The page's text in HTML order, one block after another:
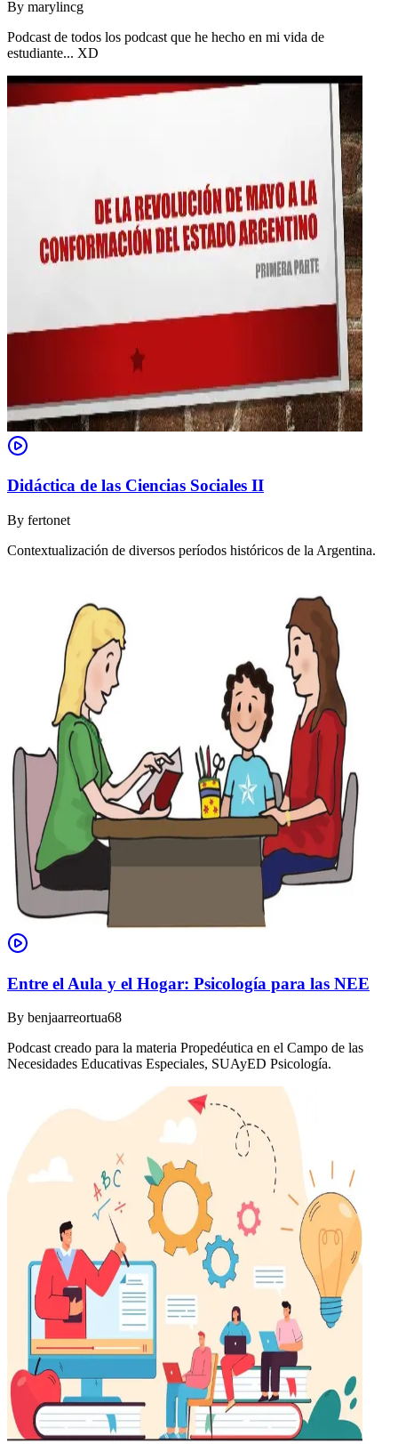
By marylincg
Podcast de todos los podcast que he hecho en mi vida de
estudiante... XD
Didáctica de las Ciencias Sociales II
By fertonet
Contextualización de diversos períodos históricos de la Argentina.
Entre el Aula y el Hogar: Psicología para las NEE
By benjaarreortua68
Podcast creado para la materia Propedéutica en el Campo de las
Necesidades Educativas Especiales, SUAyED Psicología.